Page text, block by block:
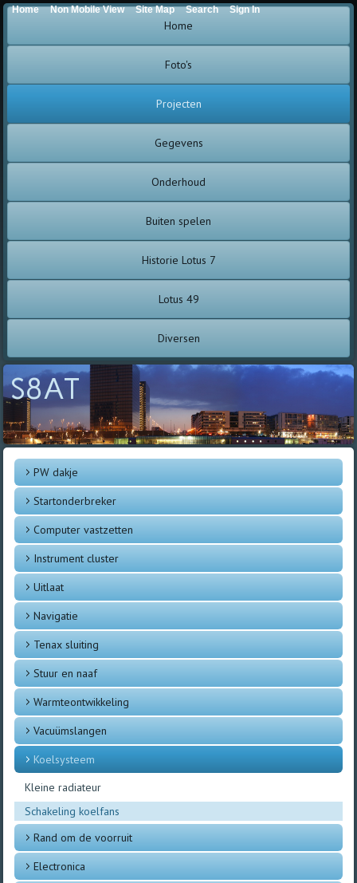
Home
Foto's
Projecten
Gegevens
Onderhoud
Buiten spelen
Historie Lotus 7
Lotus 49
Diversen
S8AT
PW dakje
Startonderbreker
Computer vastzetten
Instrument cluster
Uitlaat
Navigatie
Tenax sluiting
Stuur en naaf
Warmteontwikkeling
Vacuümslangen
Koelsysteem
Kleine radiateur
Schakeling koelfans
Rand om de voorruit
Electronica
Home Non Mobile View Site Map Search Sign In